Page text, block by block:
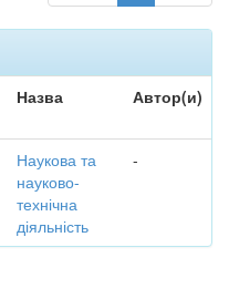
Назва Автор(и)
Наукова та
науково-
технічна
діяльність
-